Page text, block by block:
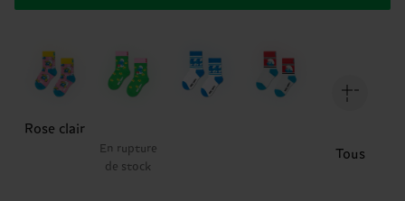
Rose clair
En rupture
de stock
Tous